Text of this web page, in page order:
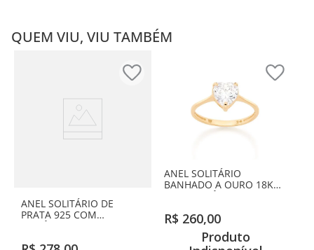
QUEM VIU, VIU TAMBÉM
ANEL SOLITÁRIO DE
PRATA 925 COM
ZIRCÔNIAS
ANEL SOLITÁRIO
BANHADO A OURO 18K
COM ZIRCÔNIA NO
R$ 260,00
Produto